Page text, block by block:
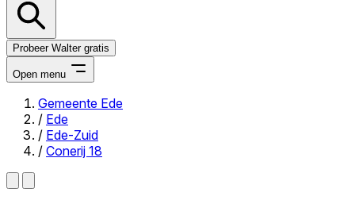
Probeer Walter gratis
Open menu
Close menu
Gemeente Ede
/ Ede
/ Ede-Zuid
/ Conerij 18